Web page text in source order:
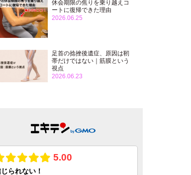
休会期限の焦りを乗り越えコ
ートに復帰できた理由
2026.06.25
足首の捻挫後遺症、原因は靭
帯だけではない｜筋膜という
視点
2026.06.23